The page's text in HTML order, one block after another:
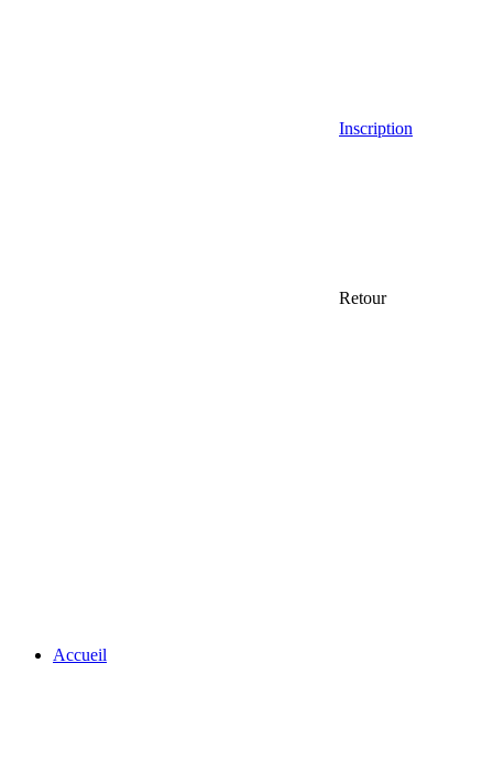
Inscription
Retour
Accueil